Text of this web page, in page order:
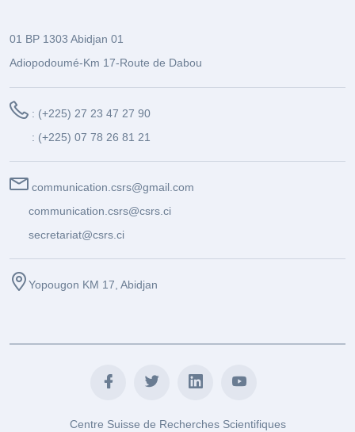
01 BP 1303 Abidjan 01
Adiopodoumé-Km 17-Route de Dabou
: (+225) 27 23 47 27 90
: (+225) 07 78 26 81 21
communication.csrs@gmail.com
communication.csrs@csrs.ci
secretariat@csrs.ci
Yopougon KM 17, Abidjan
Centre Suisse de Recherches Scientifiques